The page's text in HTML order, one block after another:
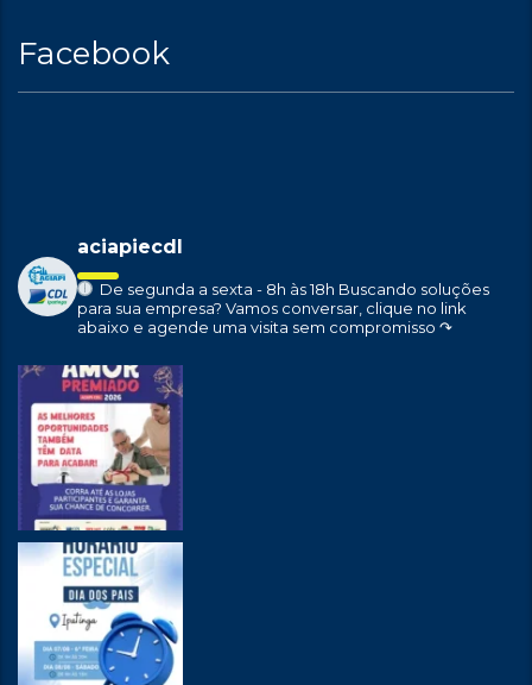
Facebook
aciapiecdl
De segunda a sexta - 8h às 18h Buscando soluções
para sua empresa? Vamos conversar, clique no link
abaixo e agende uma visita sem compromisso ↷